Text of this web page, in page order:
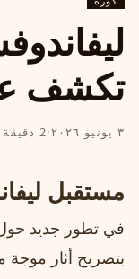
تكشف
٣ يونيو ٢٠٢٦ ·2 دقيقة قراءة
مستقبل
في تطور جديد حول
بتصريح أثار